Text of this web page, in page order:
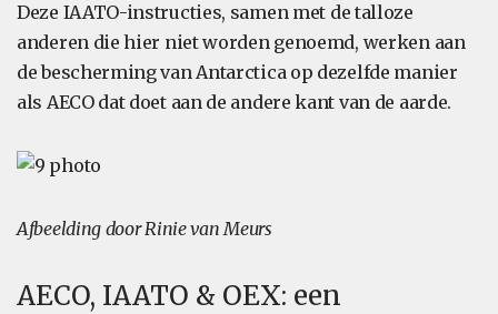
Deze IAATO-instructies, samen met de talloze
anderen die hier niet worden genoemd, werken aan
de bescherming van Antarctica op dezelfde manier
als AECO dat doet aan de andere kant van de aarde.
Afbeelding door Rinie van Meurs
AECO, IAATO & OEX: een